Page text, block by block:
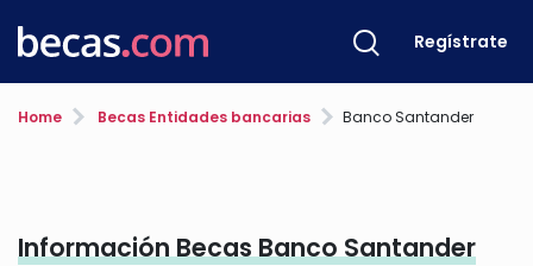
Regístrate
Home Becas Entidades bancarias Banco Santander
Información Becas Banco Santander